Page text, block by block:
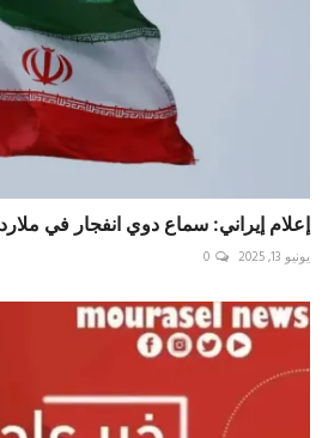
إعلام إيراني: سماع دوي انفجار في
يونيو 13, 2025 0